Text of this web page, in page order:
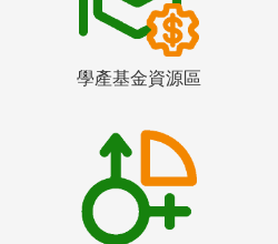
學產基金資源區